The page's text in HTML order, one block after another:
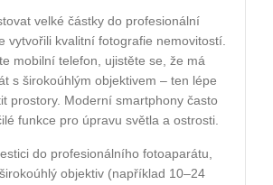
velké částky do profesionální
vytvořili kvalitní fotografie nemovitostí.
mobilní telefon, ujistěte se, že má
s širokoúhlým objektivem – ten lépe
prostory. Moderní smartphony často
funkce pro úpravu světla a ostrosti.
do profesionálního fotoaparátu,
objektiv (například 10–24